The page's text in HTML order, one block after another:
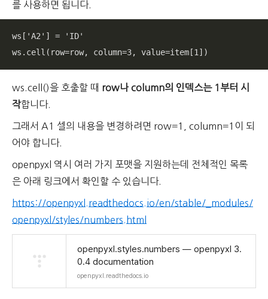
를 사용하면 됩니다.
ws['A2'] = 'ID'
ws.cell(row=row, column=3, value=item[1])
ws.cell()을 호출할 때 row나 column의 인덱스는 1부터 시
작합니다.
그래서 A1 셀의 내용을 변경하려면 row=1, column=1이 되
어야 합니다.
openpyxl 역시 여러 가지 포맷을 지원하는데 전체적인 목록
은 아래 링크에서 확인할 수 있습니다.
https://openpyxl.readthedocs.io/en/stable/_modules/
openpyxl/styles/numbers.html
openpyxl.styles.numbers — openpyxl 3.
0.4 documentation
openpyxl.readthedocs.io